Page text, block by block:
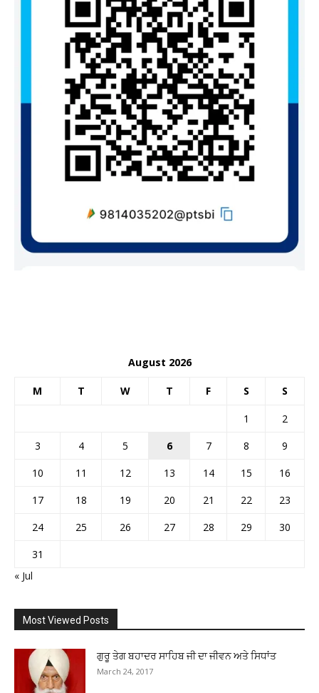
August 2026
M T W T F S S
1
2
3
4 5 6 7 8
9
10
11 12 13 14 15
16
17
18 19 20 21 22
23
24
25 26 27 28 29
30
31
« Jul
Most Viewed Posts
ਗੁਰੂ ਤੇਗ ਬਹਾਦਰ ਸਾਹਿਬ ਜੀ ਦਾ ਜੀਵਨ ਅਤੇ ਸਿਧਾਂਤ
March 24, 2017